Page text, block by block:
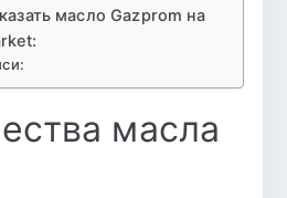
масло Gazprom на
масла